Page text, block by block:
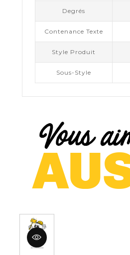
Degrés
Contenance Texte
Style Produit
Sous-Style